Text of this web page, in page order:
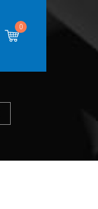
0